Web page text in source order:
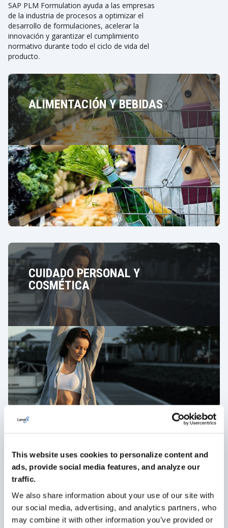
This website uses cookies to personalize content and
ads, provide social media features, and analyze our
traffic.
We also share information about your use of our site with
our social media, advertising, and analytics partners, who
may combine it with other information you’ve provided or
SAP PLM Formulation ayuda a las empresas
de la industria de procesos a optimizar el
desarrollo de formulaciones, acelerar la
innovación y garantizar el cumplimiento
normativo durante todo el ciclo de vida del
producto.
ALIMENTACIÓN Y BEBIDAS
CUIDADO PERSONAL Y
COSMÉTICA
INDUSTRIA QUÍMICA
MÁS INFORMACIÓN